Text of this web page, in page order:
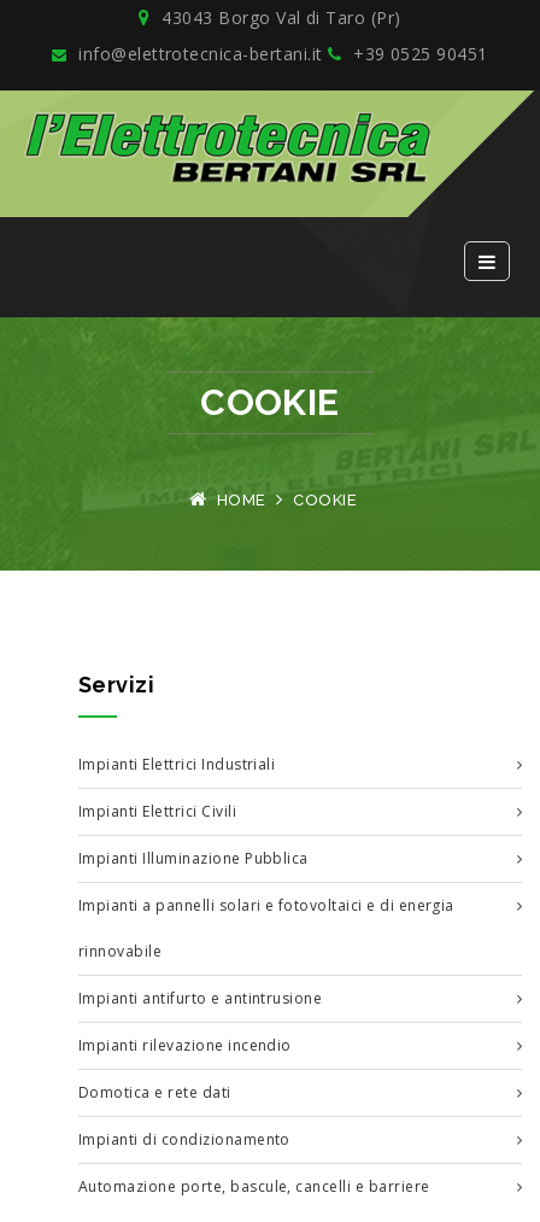
43043 Borgo Val di Taro (Pr)
info@elettrotecnica-bertani.it
+39 0525 90451
COOKIE
HOME COOKIE
Servizi
Impianti Elettrici Industriali
Impianti Elettrici Civili
Impianti Illuminazione Pubblica
Impianti a pannelli solari e fotovoltaici e di energia
rinnovabile
Impianti antifurto e antintrusione
Impianti rilevazione incendio
Domotica e rete dati
Impianti di condizionamento
Automazione porte, bascule, cancelli e barriere